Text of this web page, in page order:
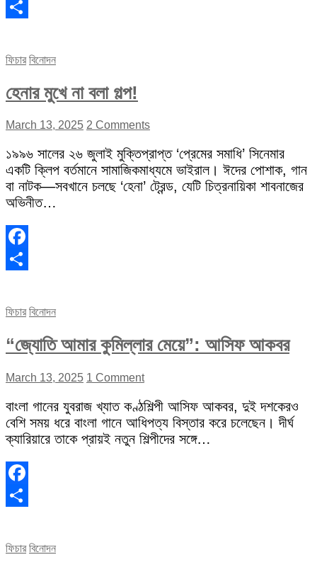
Facebook
ফিচার বিনোদন
হেনার মুখে না বলা গল্প!
March 13, 2025 2 Comments
১৯৯৬ সালের ২৬ জুলাই মুক্তিপ্রাপ্ত ‘প্রেমের সমাধি’ সিনেমার
একটি ক্লিপ বর্তমানে সামাজিকমাধ্যমে ভাইরাল। ঈদের পোশাক, গান
বা নাটক—সবখানে চলছে ‘হেনা’ ট্রেন্ড, যেটি চিত্রনায়িকা শাবনাজের
অভিনীত…
Facebook
ফিচার বিনোদন
“জ্যোতি আমার কুমিল্লার মেয়ে”: আসিফ আকবর
March 13, 2025 1 Comment
বাংলা গানের যুবরাজ খ্যাত কণ্ঠশিল্পী আসিফ আকবর, দুই দশকেরও
বেশি সময় ধরে বাংলা গানে আধিপত্য বিস্তার করে চলেছেন। দীর্ঘ
ক্যারিয়ারে তাকে প্রায়ই নতুন শিল্পীদের সঙ্গে…
Facebook
ফিচার বিনোদন